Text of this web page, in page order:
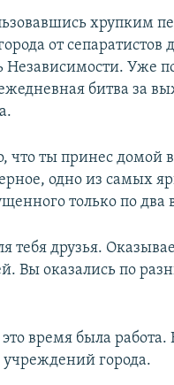
хрупким
от сепаратистов
Уже
битва за
что ты принес домой
одно из самых
только по два
тебя друзья.
Вы оказались по
время была работа.
учреждений города.